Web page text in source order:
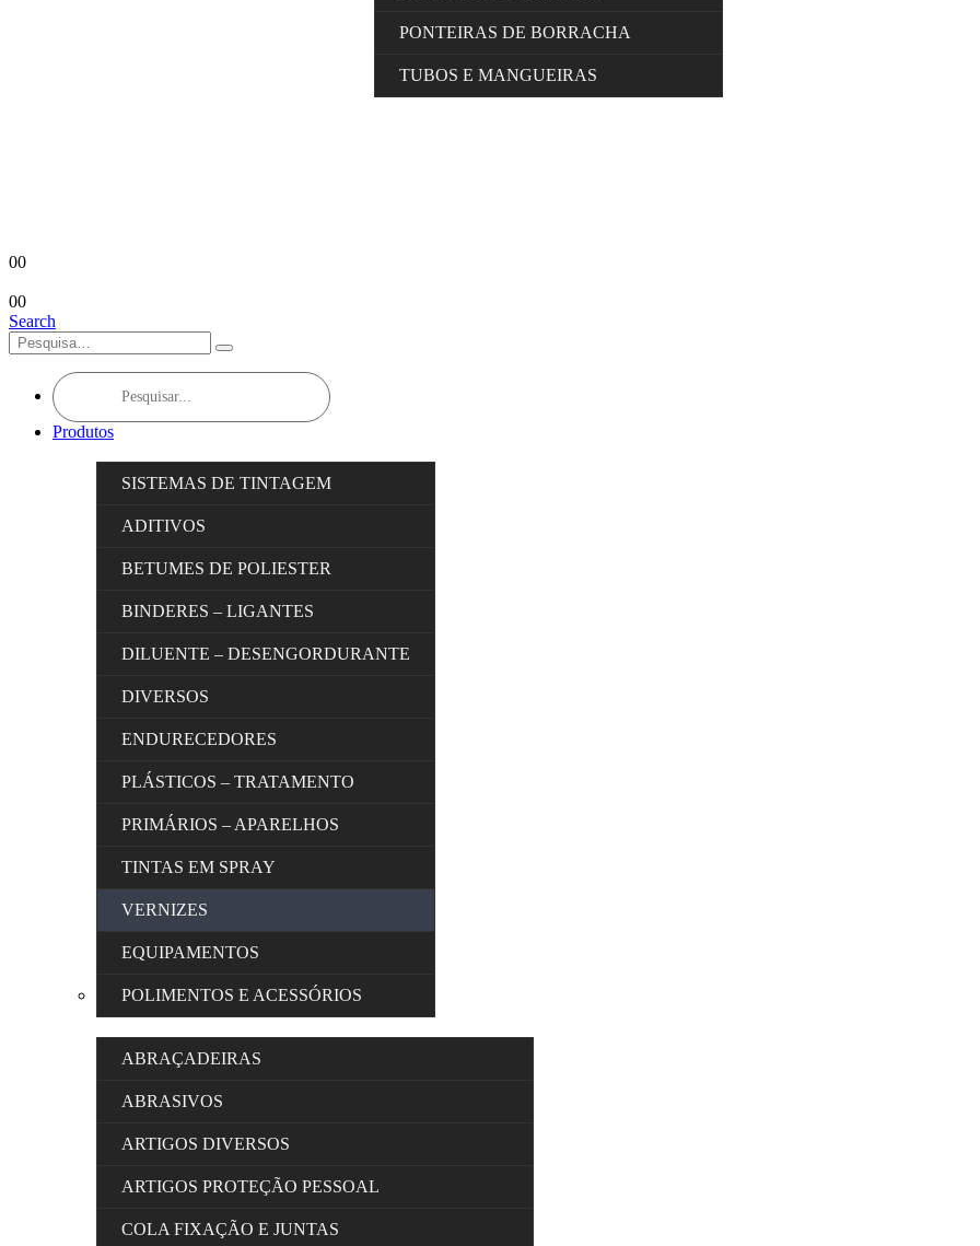
PONTEIRAS DE BORRACHA
TUBOS E MANGUEIRAS
00
00
Search
Products
search
Produtos
SISTEMAS DE TINTAGEM
ADITIVOS
BETUMES DE POLIESTER
BINDERES – LIGANTES
DILUENTE – DESENGORDURANTE
DIVERSOS
ENDURECEDORES
PLÁSTICOS – TRATAMENTO
PRIMÁRIOS – APARELHOS
TINTAS EM SPRAY
VERNIZES
EQUIPAMENTOS
POLIMENTOS E ACESSÓRIOS
ABRAÇADEIRAS
ABRASIVOS
ARTIGOS DIVERSOS
ARTIGOS PROTEÇÃO PESSOAL
COLA FIXAÇÃO E JUNTAS